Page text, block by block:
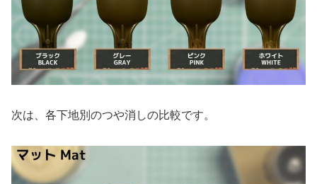
次は、各下地別のつや消しの比較です。